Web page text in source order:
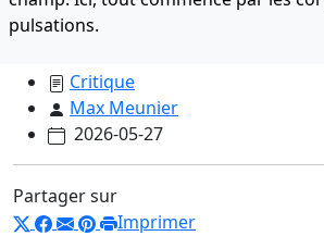
pulsations.
Critique
Max Meunier
2026-05-27
Partager sur
Imprimer